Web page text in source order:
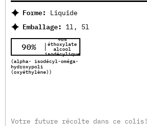
Forme:
Liquide
Emballage:
1l, 5l
90%
90%
éthoxylate
alcool
isodécylique
(alpha- isodécyl-oméga-
hydroxypoli
(oxyéthylène))
Votre future récolte dans ce colis!